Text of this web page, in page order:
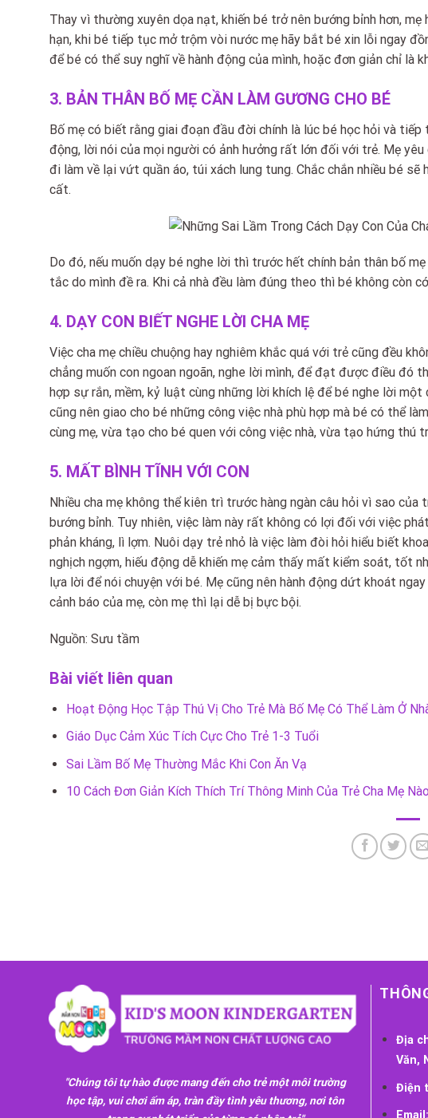
Thay vì thường xuyên dọa nạt, khiến bé trở nên bướng bỉnh hơn,
hạn, khi bé tiếp tục mở trộm vòi nước mẹ hãy bắt bé xin lỗi ngay
để bé có thể suy nghĩ về hành động của mình, hoặc đơn giản chỉ là
3. BẢN THÂN BỐ MẸ CẦN LÀM GƯƠNG CHO BÉ
Bố mẹ có biết rằng giai đoạn đầu đời chính là lúc bé học hỏi và
động, lời nói của mọi người có ảnh hưởng rất lớn đối với trẻ. Mẹ
đi làm về lại vứt quần áo, túi xách lung tung. Chắc chắn nhiều bé
cất.
Do đó, nếu muốn dạy bé nghe lời thì trước hết chính bản thân bố
tắc do mình đề ra. Khi cả nhà đều làm đúng theo thì bé không còn
4. DẠY CON BIẾT NGHE LỜI CHA MẸ
Việc cha mẹ chiều chuộng hay nghiêm khắc quá với trẻ cũng đều
chẳng muốn con ngoan ngoãn, nghe lời mình, để đạt được điều đó
hợp sự rắn, mềm, kỷ luật cùng những lời khích lệ để bé nghe lời
cũng nên giao cho bé những công việc nhà phù hợp mà bé có thể
cùng mẹ, vừa tạo cho bé quen với công việc nhà, vừa tạo hứng thú
5. MẤT BÌNH TĨNH VỚI CON
Nhiều cha mẹ không thể kiên trì trước hàng ngàn câu hỏi vì sao
bướng bỉnh. Tuy nhiên, việc làm này rất không có lợi đối với việc
phản kháng, lì lợm. Nuôi dạy trẻ nhỏ là việc làm đòi hỏi hiểu biết
nghịch ngợm, hiếu động dễ khiến mẹ cảm thấy mất kiểm soát, tốt
lựa lời để nói chuyện với bé. Mẹ cũng nên hành động dứt khoát
cảnh báo của mẹ, còn mẹ thì lại dễ bị bực bội.
Nguồn: Sưu tầm
Bài viết liên quan
Hoạt Động Học Tập Thú Vị Cho Trẻ Mà Bố Mẹ Có Thể Làm Ở
Giáo Dục Cảm Xúc Tích Cực Cho Trẻ 1-3 Tuổi
Sai Lầm Bố Mẹ Thường Mắc Khi Con Ăn Vạ
10 Cách Đơn Giản Kích Thích Trí Thông Minh Của Trẻ Cha Mẹ
"Chúng tôi tự hào được mang đến cho trẻ một môi trường
học tập, vui chơi ấm áp, tràn đầy tình yêu thương, nơi tôn
Địa
Văn,
Điện